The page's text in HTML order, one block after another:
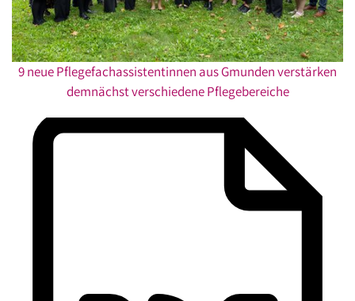
9 neue Pflegefachassistentinnen aus Gmunden verstärken
demnächst verschiedene Pflegebereiche